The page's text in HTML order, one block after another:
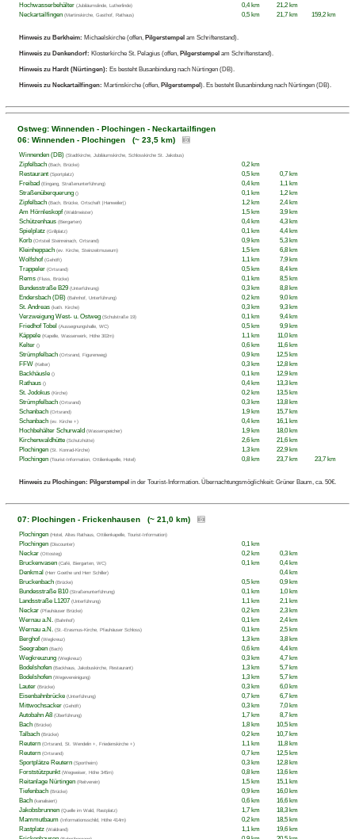
Hochwasserbehälter (Jubiläumslinde, Lutherlinde) 0,4 km
21,2 km
Neckartailfingen (Martinskirche, Gasthof, Rathaus) 0,5 km 21,7 km 159,2 km
Hinweis zu Berkheim: Michaelskirche (offen, Pilgerstempelam Schriftenstand).
Hinweis zu Denkendorf: Klosterkirche St. Pelagius (offen, Pilgerstempelam Schriftenstand).
Hinweis zu Hardt (Nürtingen): Es besteht Busanbindung nach Nürtingen (DB).
Hinweis zu Neckartailfingen: Martinskirche (offen, Pilgerstempel). Es besteht Busanbindung nach Nürtingen (DB).
Ostweg: Winnenden - Plochingen - Neckartailfingen
06: Winnenden - Plochingen (~ 23,5 km)
Winnenden (DB) (Stadtkirche, Jubiläumskirche, Schlosskirche St. Jakobus)
Zipfelbach (Bach, Brücke)
0,2 km
Restaurant (Sportplatz) 0,5 km
0,7 km
Freibad (Eingang, Straßenunterführung) 0,4 km
1,1 km
Straßenüberquerung () 0,1 km
1,2 km
Zipfelbach (Bach, Brücke, Ortschaft |Hanweiler|) 1,2 km
2,4 km
Am Hörnleskopf(Waldmeister) 1,5 km
3,9 km
Schützenhaus (Biergarten) 0,4 km
4,3 km
Spielplatz (Grillplatz) 0,1 km
4,4 km
Korb (Ortsteil Steinreinach, Ortsrand) 0,9 km
5,3 km
Kleinheppach (ev. Kirche, Steinzeitmuseum) 1,5 km
6,8 km
Wolfshof(Gehöft) 1,1 km
7,9 km
Trappeler (Ortsrand) 0,5 km
8,4 km
Rems (Fluss, Brücke) 0,1 km
8,5 km
Bundesstraße B29 (Unterführung) 0,3 km
8,8 km
Endersbach (DB) (Bahnhof, Unterführung) 0,2 km
9,0 km
St. Andreas (kath. Kirche) 0,3 km
9,3 km
Verzweigung West- u. Ostweg (Schulstraße 19) 0,1 km
9,4 km
Friedhof Tobel (Aussegnungshalle, WC) 0,5 km
9,9 km
Käppele (Kapelle, Wasserwerk, Höhe 302m) 1,1 km
11,0 km
Kelter () 0,6 km
11,6 km
Strümpfelbach (Ortsrand, Figurenweg) 0,9 km
12,5 km
FFW (Kelter) 0,3 km
12,8 km
Backhäusle () 0,1 km
12,9 km
Rathaus () 0,4 km
13,3 km
St. Jodokus (Kirche) 0,2 km
13,5 km
Strümpfelbach (Ortsrand) 0,3 km
13,8 km
Schanbach (Ortsrand) 1,9 km
15,7 km
Schanbach (ev. Kirche +) 0,4 km
16,1 km
Hochbehälter Schurwald (Wasserspeicher) 1,9 km
18,0 km
Kirchenwaldhütte (Schutzhütte) 2,6 km
21,6 km
Plochingen (St. Konrad-Kirche) 1,3 km
22,9 km
Plochingen (Tourist-Information, Ottilienkapelle, Hotel) 0,8 km 23,7 km 23,7 km
Hinweis zu Plochingen: Pilgerstempelin der Tourist-Information. Übernachtungsmöglichkeit: Grüner Baum, ca. 50€.
07: Plochingen - Frickenhausen (~ 21,0 km)
Plochingen (Hotel, Altes Rathaus, Ottilienkapelle, Tourist-Information)
Plochingen (Discounter)
0,1 km
Neckar (Ottosteg) 0,2 km
0,3 km
Bruckenvasen (Café, Biergarten, WC) 0,1 km
0,4 km
Denkmal (Herr Goethe und Herr Schiller)
0,4 km
Bruckenbach (Brücke) 0,5 km
0,9 km
Bundesstraße B10(Straßenunterführung) 0,1 km
1,0 km
Landsstraße L1207 (Unterführung) 1,1 km
2,1 km
Neckar (Pfauhäuser Brücke) 0,2 km
2,3 km
Wernau a.N. (Bahnhof) 0,1 km
2,4 km
Wernau a.N. (St.-Erasmus-Kirche, Pfauhäuser Schloss) 0,1 km
2,5 km
Berghof(Wegkreuz) 1,3 km
3,8 km
Seegraben (Bach) 0,6 km
4,4 km
Wegkreuzung (Wegkreuz) 0,3 km
4,7 km
Bodelshofen (Backhaus, Jakobuskirche, Restaurant) 1,3 km
5,7 km
Bodelshofen (Wegevereinigung) 1,3 km
5,7 km
Lauter (Brücke) 0,3 km
6,0 km
Eisenbahnbrücke (Unterführung) 0,7 km
6,7 km
Mittwochsacker (Gehöft) 0,3 km
7,0 km
Autobahn A8 (Überführung) 1,7 km
8,7 km
Bach (Brücke) 1,8 km
10,5 km
Talbach (Brücke) 0,2 km
10,7 km
Reutern (Ortsrand, St. Wendelin +, Friedenskirche +) 1,1 km
11,8 km
Reutern (Ortsrand) 0,7 km
12,5 km
Sportplätze Reutern (Sportheim) 0,3 km
12,8 km
Forststützpunkt (Wegweiser, Höhe 345m) 0,8 km
13,6 km
Reitanlage Nürtingen (Reitverein) 1,5 km
15,1 km
Tiefenbach (Brücke) 0,9 km
16,0 km
Bach (kanalisiert) 0,6 km
16,6 km
Jakobsbrunnen (Quelle im Wald, Rastplatz) 1,7 km
18,3 km
Mammutbaum (Informationsschild, Höhe 414m) 0,2 km
18,5 km
Rastplatz (Waldrand) 1,1 km
19,6 km